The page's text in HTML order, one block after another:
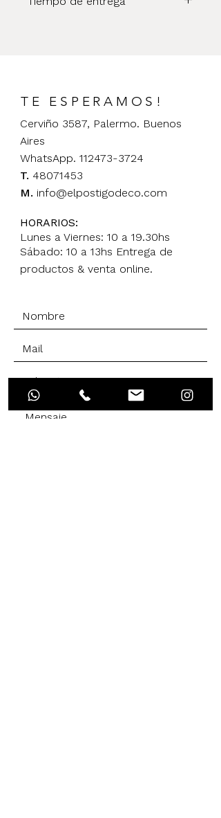
TE ESPERAMOS!
Cerviño 3587, Palermo. Buenos
Aires
WhatsApp. 112473-3724
T. 48071453
M. info@elpostigodeco.com
HORARIOS:
Lunes a Viernes: 10 a 19.30hs
Sábado: 10 a 13hs Entrega de
productos & venta online.